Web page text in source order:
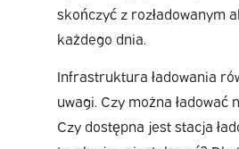
skończyć z rozładowanym
każdego dnia.
Infrastruktura ładowania
uwagi. Czy można ładować
Czy dostępna jest stacja